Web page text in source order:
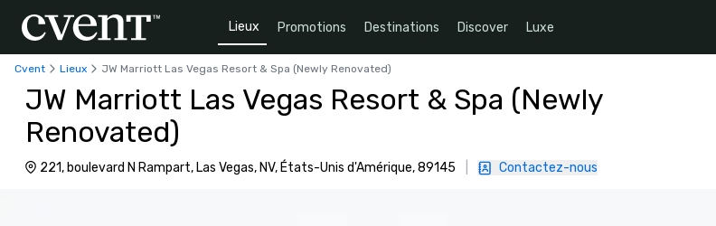
Lieux Promotions Destinations Discover Luxe
Cvent Lieux JW Marriott Las Vegas Resort & Spa (Newly Renovated)
JW Marriott Las Vegas Resort & Spa (Newly
Renovated)
221, boulevard N Rampart, Las Vegas, NV, États-Unis d'Amérique, 89145 Contactez-nous